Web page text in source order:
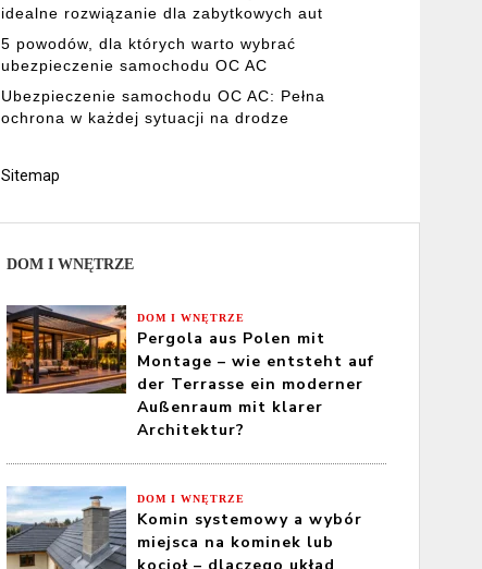
idealne rozwiązanie dla zabytkowych aut
5 powodów, dla których warto wybrać
ubezpieczenie samochodu OC AC
Ubezpieczenie samochodu OC AC: Pełna
ochrona w każdej sytuacji na drodze
Sitemap
DOM I WNĘTRZE
DOM I WNĘTRZE
Pergola aus Polen mit
Montage – wie entsteht auf
der Terrasse ein moderner
Außenraum mit klarer
Architektur?
DOM I WNĘTRZE
Komin systemowy a wybór
miejsca na kominek lub